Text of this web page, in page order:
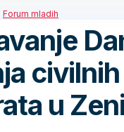
Forum mladih
civilnih
u